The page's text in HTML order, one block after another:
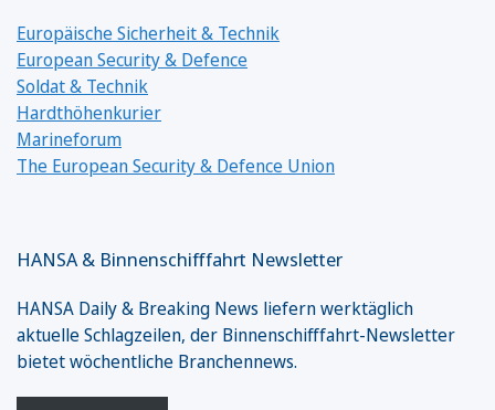
Europäische Sicherheit & Technik
European Security & Defence
Soldat & Technik
Hardthöhenkurier
Marineforum
The European Security & Defence Union
HANSA & Binnenschifffahrt Newsletter
HANSA Daily & Breaking News liefern werktäglich
aktuelle Schlagzeilen, der Binnenschifffahrt-Newsletter
bietet wöchentliche Branchennews.